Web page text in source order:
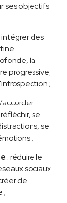
ses objectifs
intégrer des
la
progressive,
;
se
se
;
: réduire le
sociaux
de
;